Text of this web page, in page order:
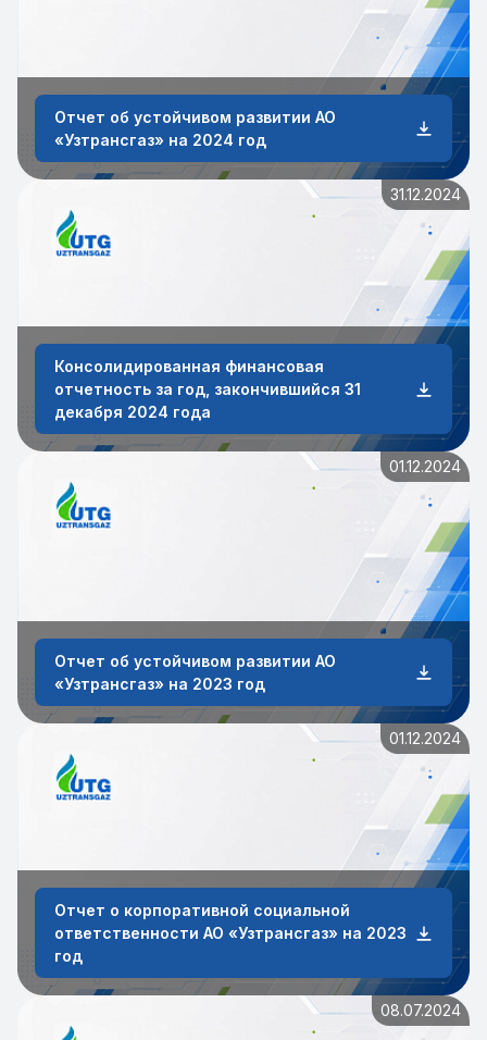
Отчет об устойчивом развитии АО
«Узтрансгаз» на 2024 год
31.12.2024
Консолидированная финансовая
отчетность за год, закончившийся 31
декабря 2024 года
01.12.2024
Отчет об устойчивом развитии АО
«Узтрансгаз» на 2023 год
01.12.2024
Отчет о корпоративной социальной
ответственности АО «Узтрансгаз» на 2023
год
08.07.2024